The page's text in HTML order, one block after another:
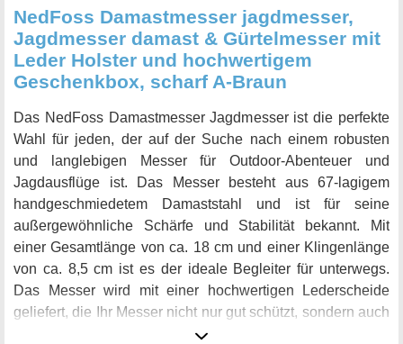
unvergessliche Outdoor-Abenteuer.
NedFoss Damastmesser jagdmesser,
Jagdmesser damast & Gürtelmesser mit
Leder Holster und hochwertigem
Geschenkbox, scharf A-Braun
Das NedFoss Damastmesser Jagdmesser ist die perfekte
Wahl für jeden, der auf der Suche nach einem robusten
und langlebigen Messer für Outdoor-Abenteuer und
Jagdausflüge ist. Das Messer besteht aus 67-lagigem
handgeschmiedetem Damaststahl und ist für seine
außergewöhnliche Schärfe und Stabilität bekannt. Mit
einer Gesamtlänge von ca. 18 cm und einer Klingenlänge
von ca. 8,5 cm ist es der ideale Begleiter für unterwegs.
Das Messer wird mit einer hochwertigen Lederscheide
geliefert, die Ihr Messer nicht nur gut schützt, sondern auch
einen sicheren Transport ermöglicht. Der ergonomische